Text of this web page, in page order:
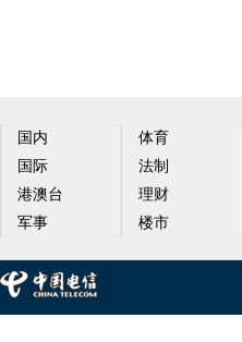
国内
国际
港澳台
军事
体育
法制
理财
楼市